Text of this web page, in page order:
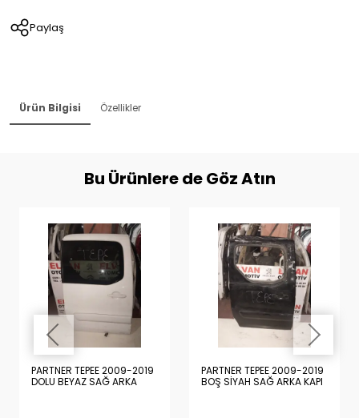
Paylaş
Ürün Bilgisi Özellikler
Bu Ürünlere de Göz Atın
PARTNER TEPEE 2009-2019
DOLU BEYAZ SAĞ ARKA
PARTNER TEPEE 2009-2019
BOŞ SİYAH SAĞ ARKA KAPI